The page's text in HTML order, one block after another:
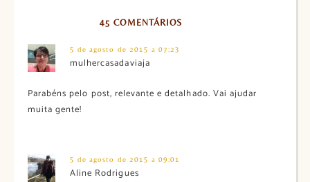
45 COMENTÁRIOS
5 de agosto de 2015 a 07:23
mulhercasadaviaja
Parabéns pelo post, relevante e detalhado. Vai ajudar
muita gente!
5 de agosto de 2015 a 09:01
Aline Rodrigues